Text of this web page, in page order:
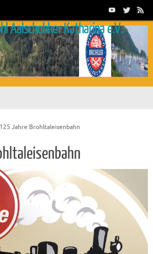
Aalschokker Katharina e.V.
125 Jahre Brohltaleisenbahn